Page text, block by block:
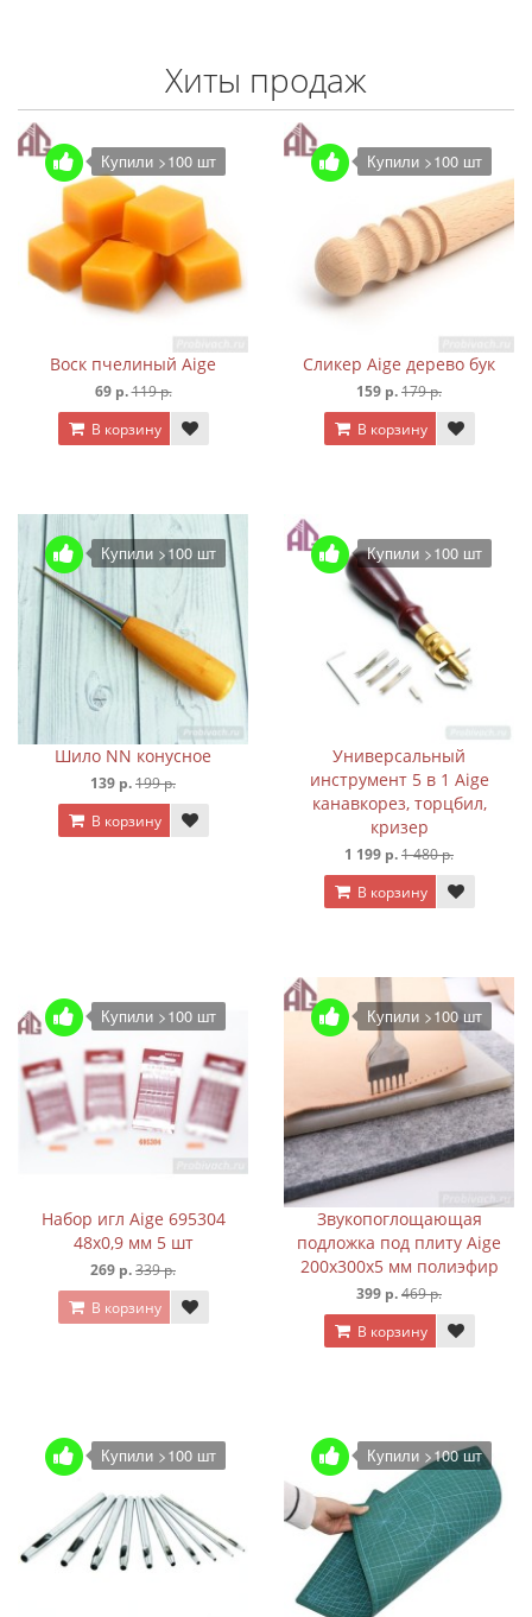
Хиты продаж
Купили >100 шт
Воск пчелиный Aige
69 р.119 р.
В корзину
Купили >100 шт
Сликер Aige дерево бук
159 р.179 р.
В корзину
Купили >100 шт
Шило NN конусное
139 р.199 р.
В корзину
Купили >100 шт
Универсальный
инструмент 5 в 1 Aige
канавкорез, торцбил,
кризер
1 199 р.1 480 р.
В корзину
Купили >100 шт
Набор игл Aige 695304
48х0,9 мм 5 шт
269 р.339 р.
В корзину
Купили >100 шт
Звукопоглощающая
подложка под плиту Aige
200х300х5 мм полиэфир
399 р.469 р.
В корзину
Купили >100 шт Купили >100 шт